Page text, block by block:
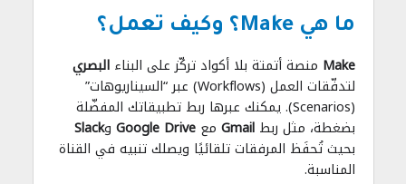
ما هي Make؟ وكيف تعمل؟
Make منصة أتمتة بلا أكواد تركّز على البناءالبصري
لتدفّقات العمل (Workflows) عبر “السيناريوهات”
(Scenarios). يمكنك عبرها ربط تطبيقاتك المفضّلة
بضغطة، مثل ربطGmail معGoogle Drive وSlack
بحيث تُحفَظ المرفقات تلقائيًا ويصلك تنبيه في القناة
المناسبة.